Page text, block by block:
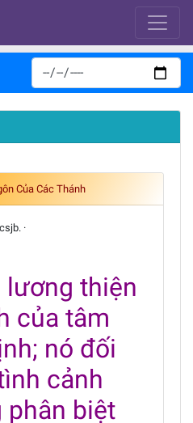
Của Các Thánh
·
lương thiện
của tâm
nó đối
cảnh
phân biệt